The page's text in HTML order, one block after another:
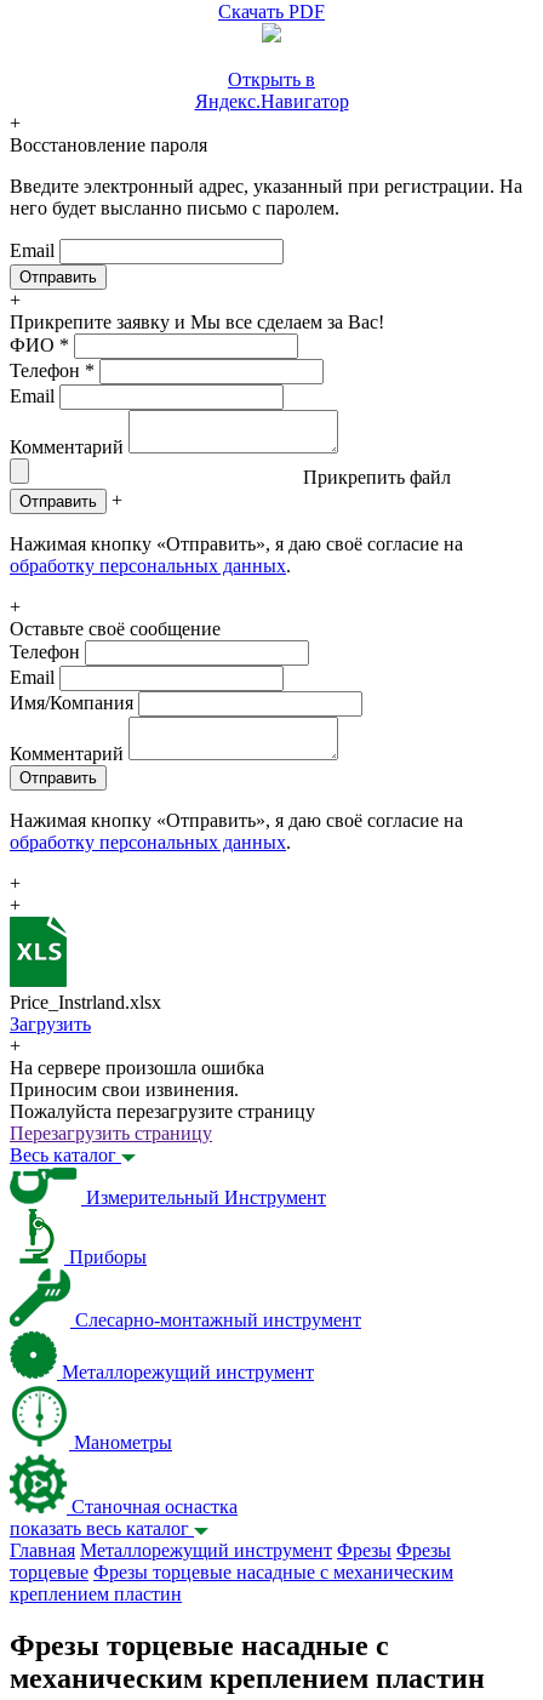
Скачать PDF
Открыть в
Яндекс.Навигатор
+
Восстановление пароля
Введите электронный адрес, указанный при регистрации. На
него будет высланно письмо с паролем.
Email
+
Прикрепите заявку и Мы все сделаем за Вас!
ФИО *
Телефон *
Email
Комментарий
Прикрепить файл
Отправить +
Нажимая кнопку «Отправить», я даю своё согласие на
обработку персональных данных.
+
Оставьте своё сообщение
Телефон
Email
Имя/Компания
Комментарий
Отправить
Нажимая кнопку «Отправить», я даю своё согласие на
обработку персональных данных.
+
+
Price_Instrland.xlsx
Загрузить
+
На сервере произошла ошибка
Приносим свои извинения.
Пожалуйста перезагрузите страницу
Перезагрузить страницу
Весь каталог
Измерительный Инструмент
Приборы
Слесарно-монтажный инструмент
Металлорежущий инструмент
Манометры
Станочная оснастка
показать весь каталог
Главная Металлорежущий инструмент Фрезы Фрезы
торцевые Фрезы торцевые насадные с механическим
креплением пластин
Фрезы торцевые насадные с
механическим креплением пластин